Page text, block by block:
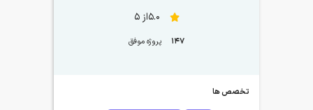
5.0از 5
147 پروژه موفق
تخصص ها